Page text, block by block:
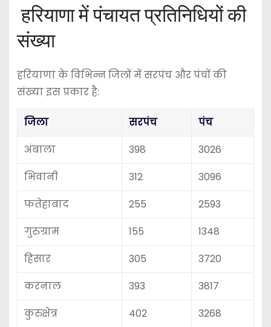
हरियाणा में पंचायत प्रतिनिधियों की
संख्या
हरियाणा के विभिन्न जिलों में सरपंच और पंचों की
संख्या इस प्रकार है:
जिला सरपंच
पंच
अंबाला
398
3026
भिवानी
312
3096
फतेहाबाद
255
2593
गुरुग्राम
155
1348
हिसार
305
3720
करनाल
393
3817
कुरुक्षेत्र
402
3268